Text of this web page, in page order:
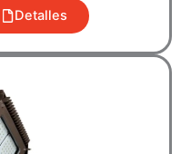
Detalles